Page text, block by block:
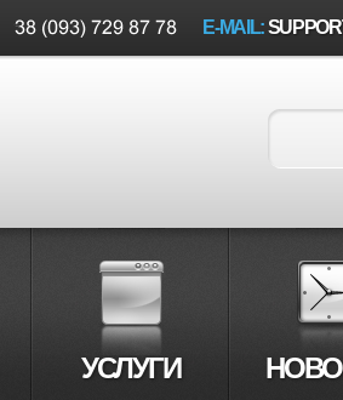
УСЛУГИ
E-MAIL: